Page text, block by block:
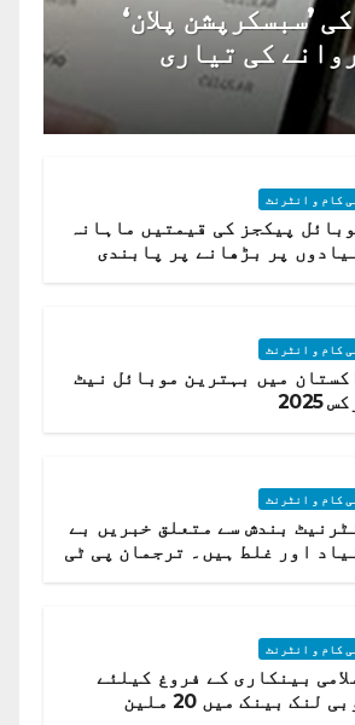
’سبسکرپشن پلان‘
کی تیاری
کام و انٹرنٹ
پیکجز کی قیمتیں ماہانہ
پر بڑھانے پر پابندی
کام و انٹرنٹ
میں بہترین موبائل نیٹ
2025
کام و انٹرنٹ
بندش سے متعلق خبریں بے
بنیاد اور غلط ہیں۔ ترجمان پی ٹی
کام و انٹرنٹ
بینکاری کے فروغ کیلئے
موبی لنک بینک میں 20 ملین